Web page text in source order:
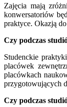
Zajęcia mają
konwersatoriów
praktyce. Okazją
Czy podczas
Studenckie
placówek
placówkach
przygotowujących
Czy podczas